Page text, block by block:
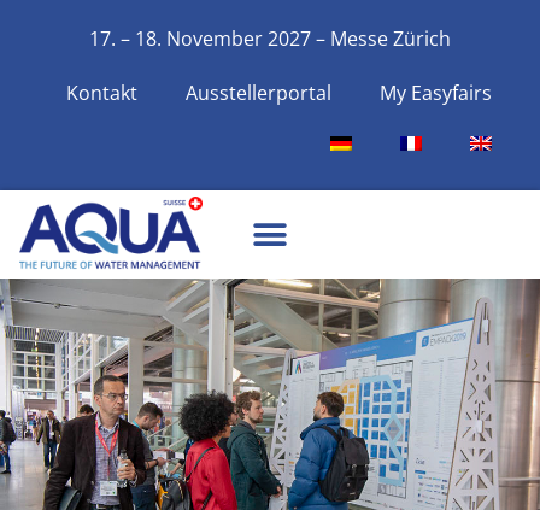
17. – 18. November 2027 – Messe Zürich
Kontakt Ausstellerportal My Easyfairs